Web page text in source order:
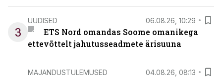
3
UUDISED 06.08.26, 10:29
ETS Nord omandas Soome omanikega
ettevõttelt jahutusseadmete ärisuuna
MAJANDUSTULEMUSED 04.08.26, 08:13